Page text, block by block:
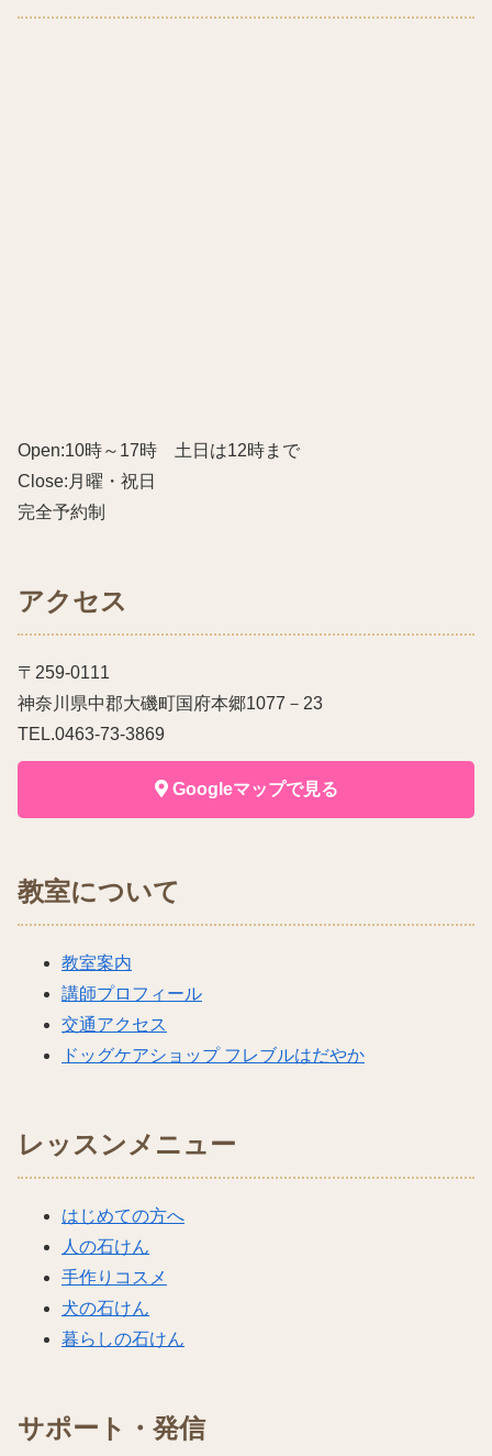
Open:10時～17時 土日は12時まで
Close:月曜・祝日
完全予約制
アクセス
〒259-0111
神奈川県中郡大磯町国府本郷1077－23
TEL.0463-73-3869
Googleマップで見る
教室について
教室案内
講師プロフィール
交通アクセス
ドッグケアショップ フレブルはだやか
レッスンメニュー
はじめての方へ
人の石けん
手作りコスメ
犬の石けん
暮らしの石けん
サポート・発信